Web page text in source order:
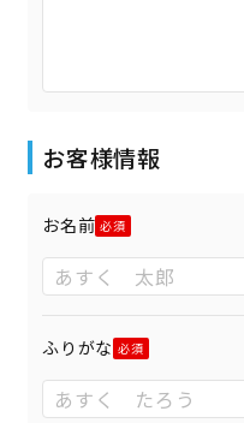
お客様情報
お名前
ふりがな